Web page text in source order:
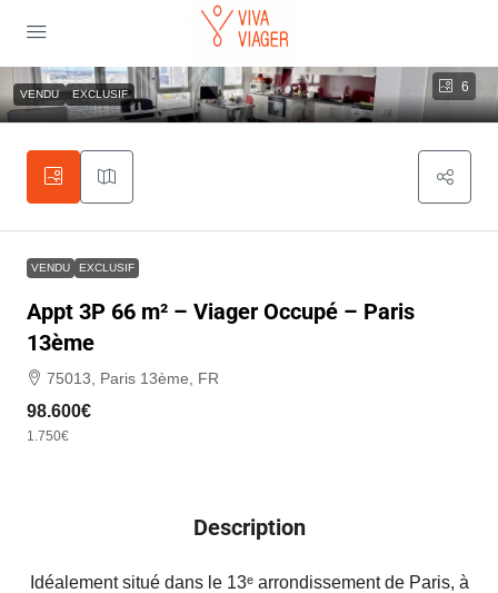
6
VENDU EXCLUSIF
VENDU EXCLUSIF
Appt 3P 66 m² – Viager Occupé – Paris
13ème
75013, Paris 13ème, FR
98.600€
1.750€
Description
Idéalement situé dans le 13ᵉ arrondissement de Paris, à